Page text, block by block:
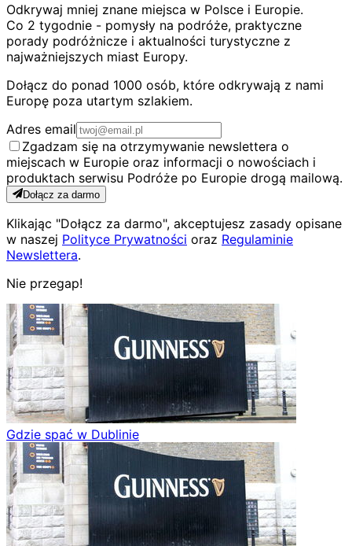
Odkrywaj mniej znane miejsca w Polsce i Europie.
Co 2 tygodnie - pomysły na podróże, praktyczne
porady podróżnicze i aktualności turystyczne z
najważniejszych miast Europy.
Dołącz do ponad 1000 osób, które odkrywają z nami
Europę poza utartym szlakiem.
Adres email
Zgadzam się na otrzymywanie newslettera o
miejscach w Europie oraz informacji o nowościach i
produktach serwisu Podróże po Europie drogą mailową.
Dołącz za darmo
Klikając "Dołącz za darmo", akceptujesz zasady opisane
w naszej Polityce Prywatności oraz Regulaminie
Newslettera.
Nie przegap!
Gdzie spać w Dublinie